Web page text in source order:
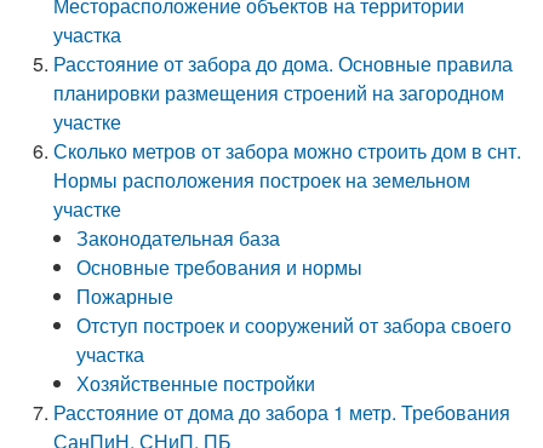
участка
Расстояние от забора до дома. Основные правила
планировки размещения строений на загородном
участке
Сколько метров от забора можно строить дом в снт.
Нормы расположения построек на земельном
участке
Законодательная база
Основные требования и нормы
Пожарные
Отступ построек и сооружений от забора своего
участка
Хозяйственные постройки
Расстояние от дома до забора 1 метр. Требования
СанПиН, СНиП, ПБ